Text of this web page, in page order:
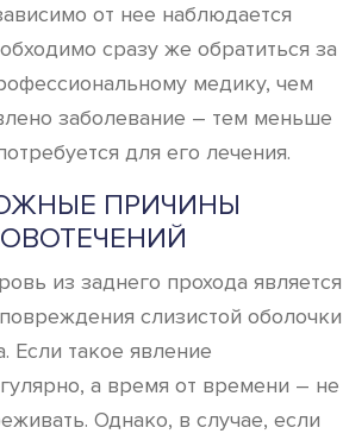
от нее наблюдается
сразу же обратиться за
медику, чем
заболевание – тем меньше
для его лечения.
ПРИЧИНЫ
из заднего прохода является
слизистой оболочки
Если такое явление
а время от времени – не
Однако, в случае, если